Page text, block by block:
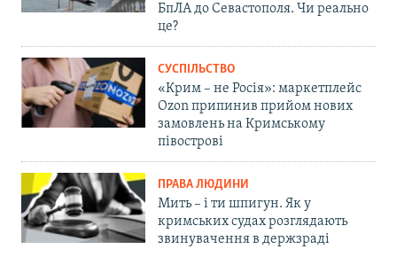
БпЛА до Севастополя. Чи реально
це?
СУСПІЛЬСТВО
«Крим – не Росія»: маркетплейс
Ozon припинив прийом нових
замовлень на Кримському
півострові
ПРАВА ЛЮДИНИ
Мить – і ти шпигун. Як у
кримських судах розглядають
звинувачення в держзраді